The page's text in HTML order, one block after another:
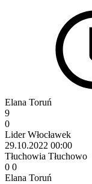
Elana Toruń
9
0
Lider Włocławek
29.10.2022 00:00
Tłuchowia Tłuchowo
0 0
Elana Toruń